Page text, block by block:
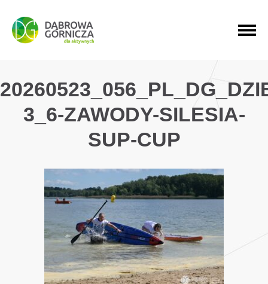
PRZEJDŹ DO MENU GŁÓWNEGO
PRZEJDŹ DO WYSZUKIWARKI
PRZEJDŹ DO TREŚCI
3_6-ZAWODY-SILESIA-
SUP-CUP